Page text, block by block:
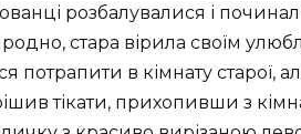
розбалувалися і
стара вірила своїм
потрапити в кімнату старої,
тікати, прихопивши з